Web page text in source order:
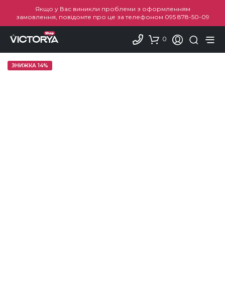
Якщо у Вас виникли проблеми з оформленням
замовлення, повідомте про це за телефоном 095 878-50-09
0
ЗНИЖКА 14%